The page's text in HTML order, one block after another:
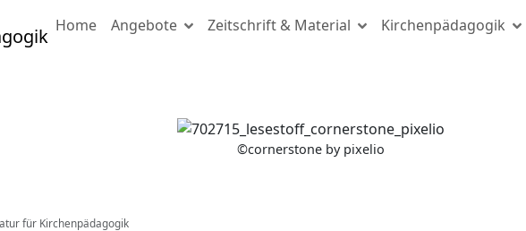
Home Angebote Zeitschrift & Material Kirchenpädagogik
©cornerstone by pixelio
für Kirchenpädagogik